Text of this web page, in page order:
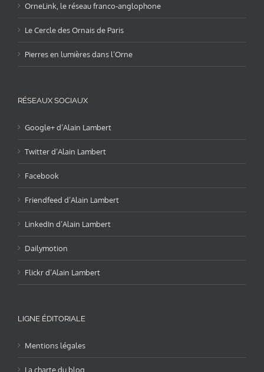
OrneLink, le réseau franco-anglophone
Le Cercle des Ornais de Paris
Pierres en lumières dans l’Orne
RÉSEAUX SOCIAUX
Google+ d’Alain Lambert
Twitter d’Alain Lambert
Facebook
Friendfeed d’Alain Lambert
LinkedIn d’Alain Lambert
Dailymotion
Flickr d’Alain Lambert
LIGNE ÉDITORIALE
Mentions légales
La charte du blog